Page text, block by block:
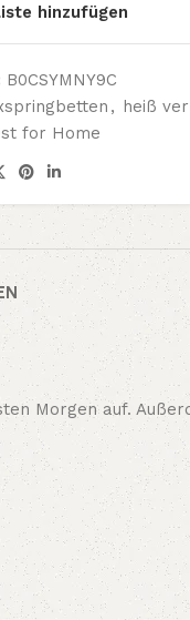
hinzufügen
B0CSYMNY9C
, heiß
for Home
Morgen auf.